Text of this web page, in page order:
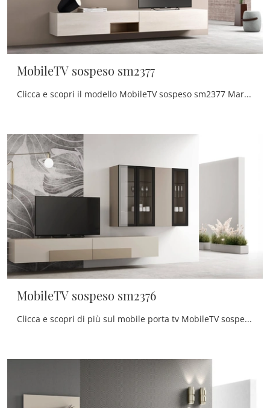
MobileTV sospeso sm2377
Clicca e scopri il modello MobileTV sospeso sm2377 Maronese: questo mobile per la televisione in melaminico è tra le più belle soluzioni per il ...
MobileTV sospeso sm2376
Clicca e scopri di più sul mobile porta tv MobileTV sospeso sm2376 di Maronese: realizzato in melaminico, è il prodotto perfetto per spazi moderni.